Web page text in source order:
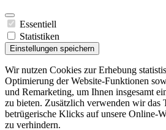
Essentiell
Statistiken
Einstellungen speichern
Wir nutzen Cookies zur Erhebung
Optimierung der Website-Funktionen
und Remarketing, um Ihnen insgesamt
zu bieten. Zusätzlich verwenden wir das
betrügerische Klicks auf unsere Online-
zu verhindern.